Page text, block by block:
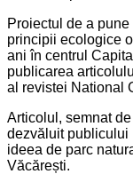
Proiectul de a
principii ecologice
ani în centrul
publicarea
al revistei National
Articolul, semnat
dezvăluit publicului
ideea de parc
Văcărești.